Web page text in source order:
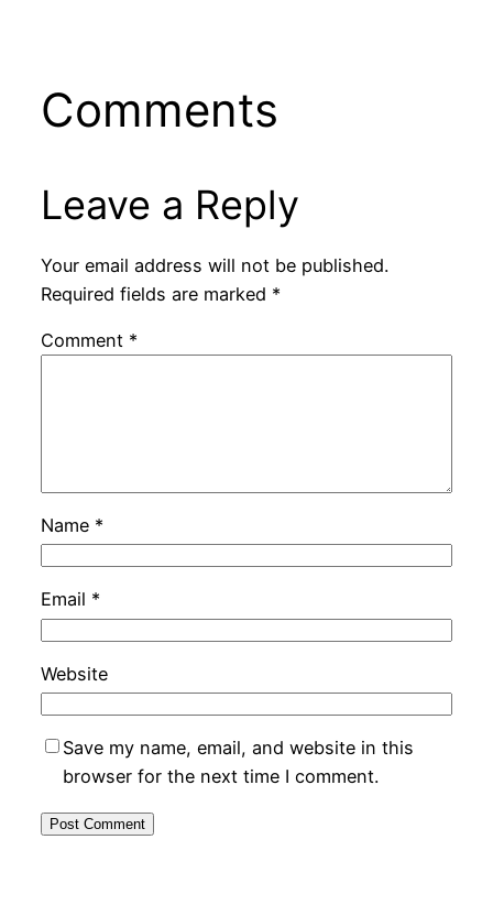
Comments
Leave a Reply
Your email address will not be published.
Required fields are marked *
Comment *
Name *
Email *
Website
Save my name, email, and website in this
browser for the next time I comment.